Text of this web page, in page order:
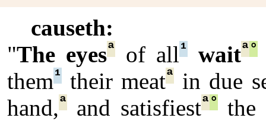
causeth:
"The eyesª of all¹ waitª°
them¹ their meatª
in due
hand,ª and satisfiestª°the